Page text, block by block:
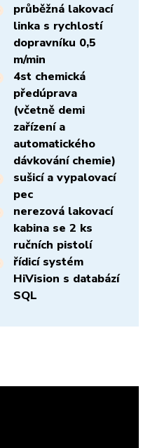
průběžná lakovací
linka s rychlostí
dopravníku 0,5
m/min
4st chemická
předúprava
(včetně demi
zařízení a
automatického
dávkování chemie)
sušicí a vypalovací
pec
nerezová lakovací
kabina se 2 ks
ručních pistolí
řídicí systém
HiVision s databází
SQL